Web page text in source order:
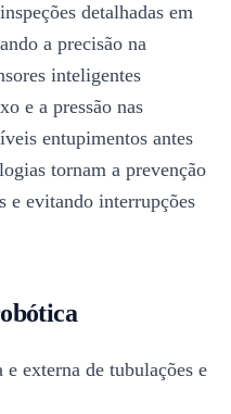
detalhadas em
a precisão na
inteligentes
e a pressão nas
entupimentos antes
tornam a prevenção
e evitando interrupções
externa de tubulações e